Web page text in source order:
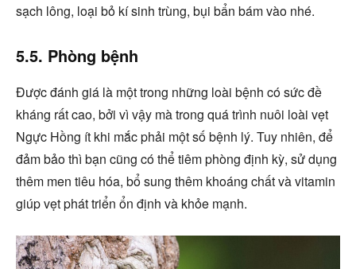
sạch lông, loại bỏ kí sinh trùng, bụi bẩn bám vào nhé.
5.5. Phòng bệnh
Được đánh giá là một trong những loài bệnh có sức đề
kháng rất cao, bởi vì vậy mà trong quá trình nuôi loài vẹt
Ngực Hồng ít khi mắc phải một số bệnh lý. Tuy nhiên, để
đảm bảo thì bạn cũng có thể tiêm phòng định kỳ, sử dụng
thêm men tiêu hóa, bổ sung thêm khoáng chất và vitamin
giúp vẹt phát triển ổn định và khỏe mạnh.